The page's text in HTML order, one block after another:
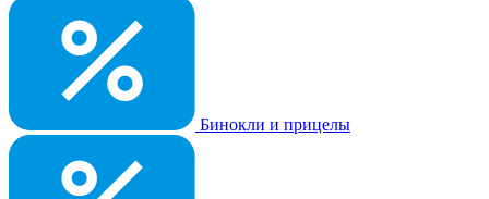
Бинокли и прицелы